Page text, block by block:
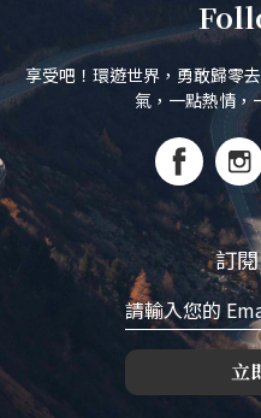
享受吧！環遊世界，勇敢歸零
氣，一點熱情，
訂
立